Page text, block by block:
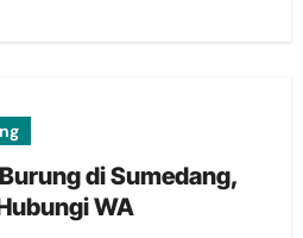
di Sumedang,
WA